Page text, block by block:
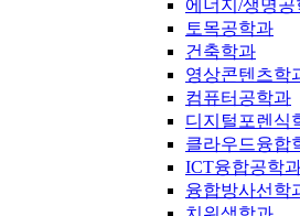
에너지/생명공
토목공학과
건축학과
영상콘텐츠학
컴퓨터공학과
디지털포렌식
클라우드융합
ICT융합공학
융합방사선학